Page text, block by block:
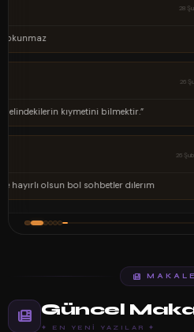
“ Gerçek Güzellik Kalptedir Anlayana
“ Boş Yapma Hadi Chat Yap
“ Herkes Burada Sen Nerdesin...
Güncel
✦ EN YENI YAZILAR ✦